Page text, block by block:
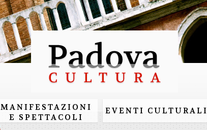
MANIFESTAZIONI
E SPETTACOLI
EVENTI CULTURALI